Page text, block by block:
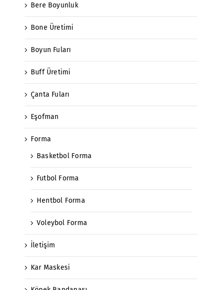
Bere Boyunluk
Bone Üretimi
Boyun Fuları
Buff Üretimi
Çanta Fuları
Eşofman
Forma
Basketbol Forma
Futbol Forma
Hentbol Forma
Voleybol Forma
İletişim
Kar Maskesi